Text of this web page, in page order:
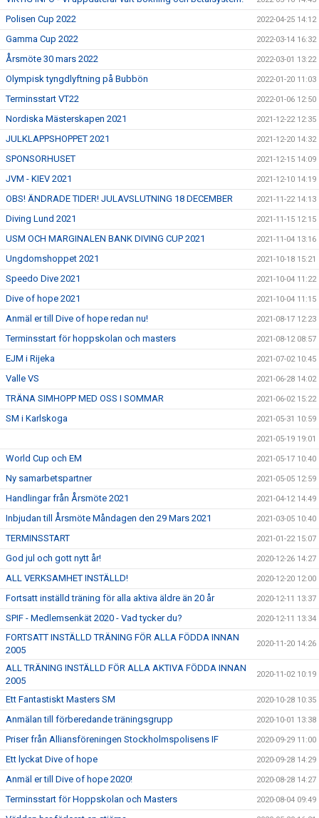
Polisen Cup 2022 2022-04-25 14:12
Gamma Cup 2022 2022-03-14 16:32
Årsmöte 30 mars 2022 2022-03-01 13:22
Olympisk tyngdlyftning på Bubbön 2022-01-20 11:03
Terminsstart VT22 2022-01-06 12:50
Nordiska Mästerskapen 2021 2021-12-22 12:35
JULKLAPPSHOPPET 2021 2021-12-20 14:32
SPONSORHUSET 2021-12-15 14:09
JVM - KIEV 2021 2021-12-10 14:19
OBS! ÄNDRADE TIDER! JULAVSLUTNING 18 DECEMBER 2021-11-22 14:13
Diving Lund 2021 2021-11-15 12:15
USM OCH MARGINALEN BANK DIVING CUP 2021 2021-11-04 13:16
Ungdomshoppet 2021 2021-10-18 15:21
Speedo Dive 2021 2021-10-04 11:22
Dive of hope 2021 2021-10-04 11:15
Anmäl er till Dive of hope redan nu! 2021-08-17 12:23
Terminsstart för hoppskolan och masters 2021-08-12 08:57
EJM i Rijeka 2021-07-02 10:45
Valle VS 2021-06-28 14:02
TRÄNA SIMHOPP MED OSS I SOMMAR 2021-06-02 15:22
SM i Karlskoga 2021-05-31 10:59
2021-05-19 19:01
World Cup och EM 2021-05-17 10:40
Ny samarbetspartner 2021-05-05 12:59
Handlingar från Årsmöte 2021 2021-04-12 14:49
Inbjudan till Årsmöte Måndagen den 29 Mars 2021 2021-03-05 10:40
TERMINSSTART 2021-01-22 15:07
God jul och gott nytt år! 2020-12-26 14:27
ALL VERKSAMHET INSTÄLLD! 2020-12-20 12:00
Fortsatt inställd träning för alla aktiva äldre än 20 år 2020-12-11 13:37
SPIF - Medlemsenkät 2020 - Vad tycker du? 2020-12-11 13:34
FORTSATT INSTÄLLD TRÄNING FÖR ALLA FÖDDA INNAN
2005
2020-11-20 14:26
ALL TRÄNING INSTÄLLD FÖR ALLA AKTIVA FÖDDA INNAN
2005
2020-11-02 10:19
Ett Fantastiskt Masters SM 2020-10-28 10:35
Anmälan till förberedande träningsgrupp 2020-10-01 13:38
Priser från Alliansföreningen Stockholmspolisens IF 2020-09-29 11:00
Ett lyckat Dive of hope 2020-09-28 14:29
Anmäl er till Dive of hope 2020! 2020-08-28 14:27
Terminsstart för Hoppskolan och Masters 2020-08-04 09:49